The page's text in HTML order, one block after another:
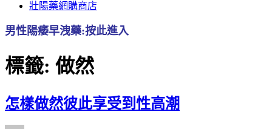
壯陽藥網購商店
男性陽痿早洩藥:按此進入
標籤: 做然
怎樣做然彼此享受到性高潮